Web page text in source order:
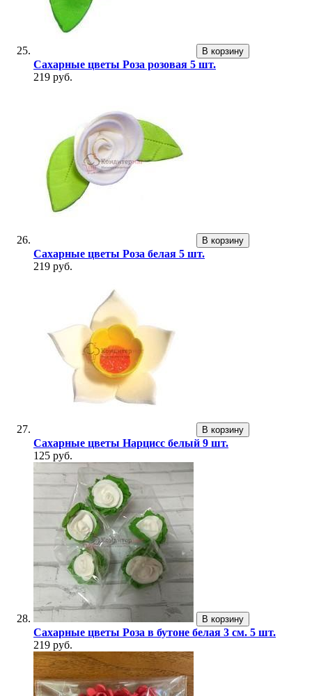
В корзину
Сахарные цветы Роза розовая 5 шт.
219 руб.
В корзину
Сахарные цветы Роза белая 5 шт.
219 руб.
В корзину
Сахарные цветы Нарцисс белый 9 шт.
125 руб.
В корзину
Сахарные цветы Роза в бутоне белая 3 см. 5 шт.
219 руб.